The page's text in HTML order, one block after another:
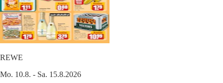
REWE
Mo. 10.8. - Sa. 15.8.2026